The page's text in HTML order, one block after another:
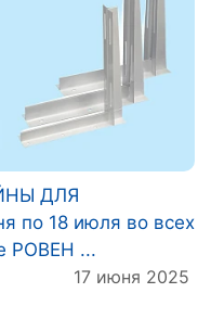
ДЛЯ
18 июля во всех
РОВЕН ...
17 июня 2025